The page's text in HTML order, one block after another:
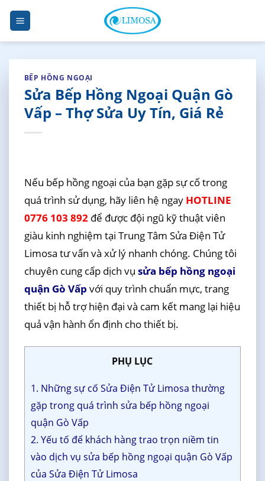
Skip
content
BẾP HỒNG NGOẠI
Sửa Bếp Hồng Ngoại Quận Gò
Vấp – Thợ Sửa Uy Tín, Giá Rẻ
Nếu bếp hồng ngoại của bạn gặp sự cố trong
quá trình sử dụng, hãy liên hệ ngay HOTLINE
0776 103 892để được đội ngũ kỹ thuật viên
giàu kinh nghiệm tại Trung Tâm Sửa Điện Tử
Limosa tư vấn và xử lý nhanh chóng. Chúng tôi
chuyên cung cấp dịch vụ sửa bếp hồng ngoại
quận Gò Vấp với quy trình chuẩn mực, trang
thiết bị hỗ trợ hiện đại và cam kết mang lại hiệu
quả vận hành ổn định cho thiết bị.
PHỤ LỤC
1. Những sự cố Sửa Điện Tử Limosa thường
gặp trong quá trình sửa bếp hồng ngoại
quận Gò Vấp
2. Yếu tố để khách hàng trao trọn niềm tin
vào dịch vụ sửa bếp hồng ngoại quận Gò Vấp
của Sửa Điện Tử Limosa